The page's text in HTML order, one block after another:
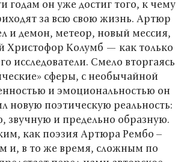
годам он уже достиг того, к чему
за всю свою жизнь. Артюр
и демон, метеор, новый мессия,
Христофор Колумб — как только
исследователи. Смело вторгаясь
сферы, с необычайной
и эмоциональностью он
новую поэтическую реальность:
звучную и предельно образную.
как поэзия Артюра Рембо –
и, в то же время, сложным по